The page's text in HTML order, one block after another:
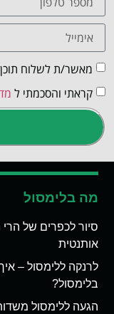
מאשר/ת לשלוח תוכן
קראתי והסכמתי ל
מה בלימסול
סיור לכפרים של
אותנטית
לרנקה ללימסול –
בלימסול?
הגעה ללימסול